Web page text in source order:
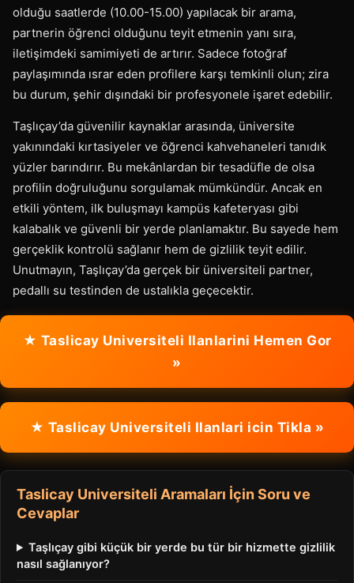
olduğu saatlerde (10.00-15.00) yapılacak bir arama,
partnerin öğrenci olduğunu teyit etmenin yanı sıra,
iletişimdeki samimiyeti de artırır. Sadece fotoğraf
paylaşımında ısrar eden profilere karşı temkinli olun; zira
bu durum, şehir dışındaki bir profesyonele işaret edebilir.
Taşlıçay’da güvenilir kaynaklar arasında, üniversite
yakınındaki kırtasiyeler ve öğrenci kahvehaneleri tanıdık
yüzler barındırır. Bu mekânlardan bir tesadüfle de olsa
profilin doğruluğunu sorgulamak mümkündür. Ancak en
etkili yöntem, ilk buluşmayı kampüs kafeteryası gibi
kalabalık ve güvenli bir yerde planlamaktır. Bu sayede hem
gerçeklik kontrolü sağlanır hem de gizlilik teyit edilir.
Unutmayın, Taşlıçay’da gerçek bir üniversiteli partner,
pedallı su testinden de ustalıkla geçecektir.
★ Taslicay Universiteli Ilanlarini Hemen Gor
»
★ Taslicay Universiteli Ilanlari icin Tikla »
Taslicay Universiteli Aramaları İçin Soru ve
Cevaplar
Taşlıçay gibi küçük bir yerde bu tür bir hizmette gizlilik
nasıl sağlanıyor?